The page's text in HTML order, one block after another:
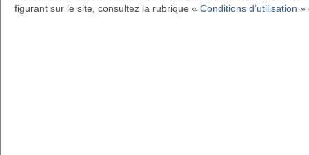
figurant sur le site, consultez la rubrique « Conditions d’utilisation »